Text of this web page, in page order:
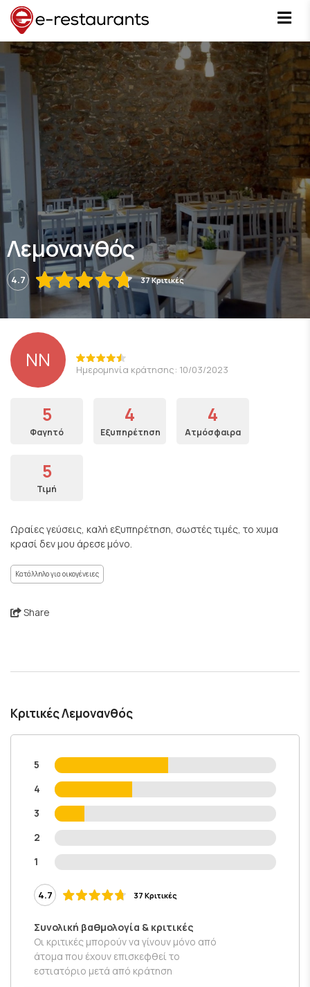
Λεμονανθός
4.7 37 Κριτικές
ΝΝ Ημερομηνία κράτησης: 10/03/2023
5
Φαγητό
4
Εξυπηρέτηση
4
Ατμόσφαιρα
5
Τιμή
Ωραίες γεύσεις, καλή εξυπηρέτηση, σωστές τιμές, το χυμα
κρασί δεν μου άρεσε μόνο.
Κατάλληλο για οικογένειες
Share
Κριτικές Λεμονανθός
5
4
3
2
1
4.7 37 Κριτικές
Συνολική βαθμολογία & κριτικές
Οι κριτικές μπορούν να γίνουν μόνο από
άτομα που έχουν επισκεφθεί το
εστιατόριο μετά από κράτηση